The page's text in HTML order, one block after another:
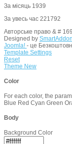
За місяць 1939
За увесь час 221792
Авторське право & #
Designed by
Joomla! - це
Template Settings
Reset
Theme New
Color
For each color, the
Blue Red Cyan Green
Body
Background Color